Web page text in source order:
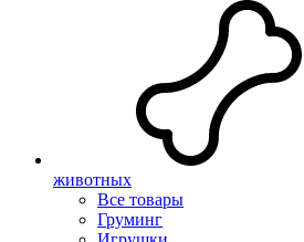
животных
Все товары
Груминг